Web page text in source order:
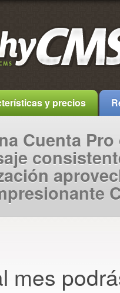
y precios
Cuenta
mes